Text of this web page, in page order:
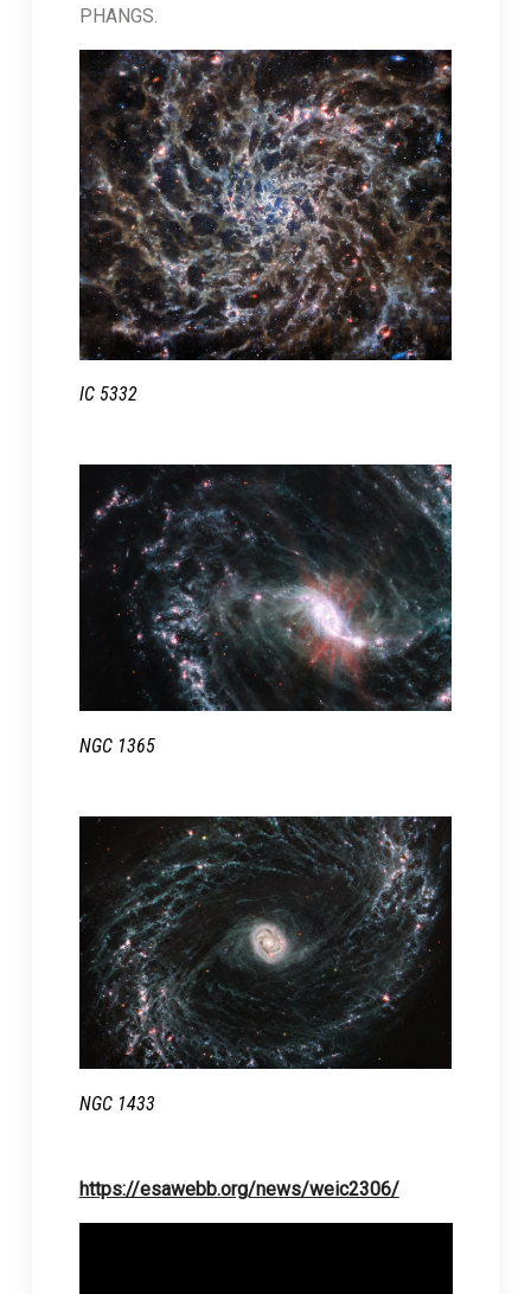
PHANGS.
IC 5332
NGC 1365
NGC 1433
https://esawebb.org/news/weic2306/